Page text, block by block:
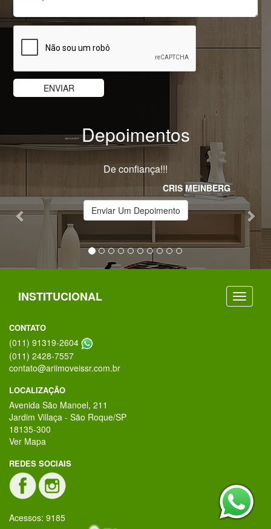
Depoimentos
Atencioso!
Iracema Alves de Andrade
Previous
Enviar Um Depoimento
INSTITUCIONAL
CONTATO
(011) 91319-2604
(011) 2428-7557
contato@ariimoveissr.com.br
LOCALIZAÇÃO
Avenida São Manoel, 211
Jardim Villaça - São Roque/SP
18135-300
Ver Mapa
REDES SOCIAIS
Acessos: 9185